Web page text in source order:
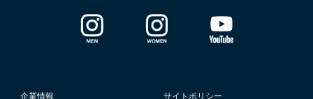
企業情報 サイトポリシー